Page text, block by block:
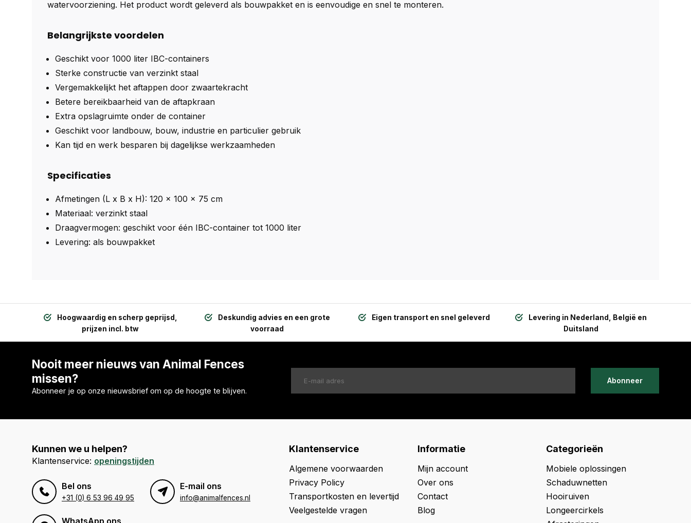
watervoorziening. Het product wordt geleverd als bouwpakket en is eenvoudige en snel te monteren.
Belangrijkste voordelen
Geschikt voor 1000 liter IBC-containers
Sterke constructie van verzinkt staal
Vergemakkelijkt het aftappen door zwaartekracht
Betere bereikbaarheid van de aftapkraan
Extra opslagruimte onder de container
Geschikt voor landbouw, bouw, industrie en particulier gebruik
Kan tijd en werk besparen bij dagelijkse werkzaamheden
Specificaties
Afmetingen (L x B x H): 120 x 100 x 75 cm
Materiaal: verzinkt staal
Draagvermogen: geschikt voor één IBC-container tot 1000 liter
Levering: als bouwpakket
Hoogwaardig en scherp geprijsd,
prijzen incl. btw
Deskundig advies en een grote
voorraad
Eigen transport en snel geleverd
Levering in Nederland, België en
Duitsland
Nooit meer nieuws van Animal Fences
missen?
Abonneer je op onze nieuwsbrief om op de hoogte te blijven.
Abonneer
Kunnen we u helpen?
Klantenservice: openingstijden
Bel ons
+31 (0) 6 53 96 49 95
E-mail ons
info@animalfences.nl
WhatsApp ons
Klantenservice
Algemene voorwaarden
Privacy Policy
Transportkosten en levertijd
Veelgestelde vragen
Informatie
Mijn account
Over ons
Contact
Blog
Categorieën
Mobiele oplossingen
Schaduwnetten
Hooiruiven
Longeercirkels